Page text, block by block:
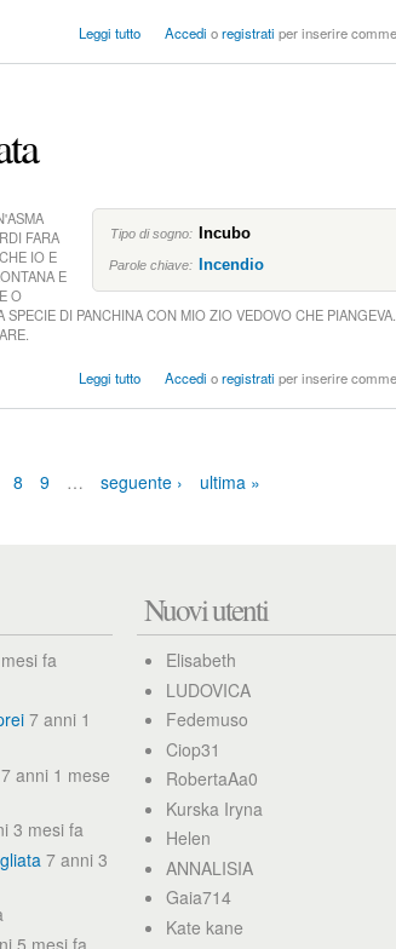
Leggi tutto
S
t
o
r
e
o
Accedi oregistrati per inserire
Tipo di sogno: Incubo
Parole chiave: Incendio
FARA
IO E
E
O
DI PANCHINA CON MIO ZIO VEDOVO CHE
Leggi tutto
S
o
p
r
e
o
u
p
a
Accedi oregistrati per inserire
8 9 … seguente › ultima »
fa
7 anni 1
7 anni 1 mese
3 mesi fa
7 anni 3
5 mesi fa
Nuovi utenti
Elisabeth
LUDOVICA
Fedemuso
Ciop31
RobertaAa0
Kurska Iryna
Helen
ANNALISIA
Gaia714
Kate kane